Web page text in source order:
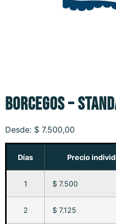
BORCEGOS –
Desde: $ 7.500,00
Días Precio
1 $ 7.500
2 $ 7.125